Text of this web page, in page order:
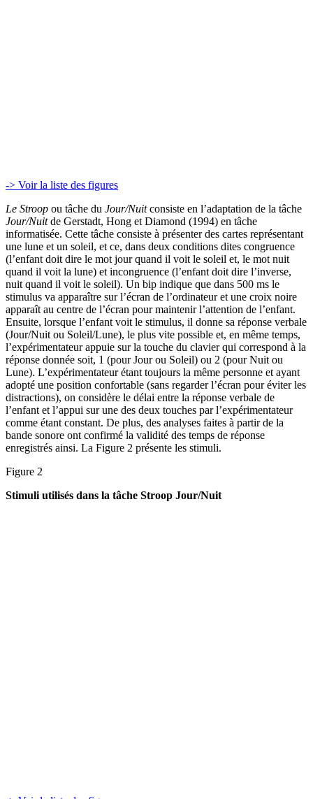
-> Voir la liste des figures
Le Stroop ou tâche du Jour/Nuitconsiste en l’adaptation de la tâche
Jour/Nuitde Gerstadt, Hong et Diamond (1994) en tâche
informatisée. Cette tâche consiste à présenter des cartes représentant
une lune et un soleil, et ce, dans deux conditions dites congruence
(l’enfant doit dire le mot jour quand il voit le soleil et, le mot nuit
quand il voit la lune) et incongruence (l’enfant doit dire l’inverse,
nuit quand il voit le soleil). Un bip indique que dans 500 ms le
stimulus va apparaître sur l’écran de l’ordinateur et une croix noire
apparaît au centre de l’écran pour maintenir l’attention de l’enfant.
Ensuite, lorsque l’enfant voit le stimulus, il donne sa réponse verbale
(Jour/Nuit ou Soleil/Lune), le plus vite possible et, en même temps,
l’expérimentateur appuie sur la touche du clavier qui correspond à la
réponse donnée soit, 1 (pour Jour ou Soleil) ou 2 (pour Nuit ou
Lune). L’expérimentateur étant toujours la même personne et ayant
adopté une position confortable (sans regarder l’écran pour éviter les
distractions), on considère le délai entre la réponse verbale de
l’enfant et l’appui sur une des deux touches par l’expérimentateur
comme étant constant. De plus, des analyses faites à partir de la
bande sonore ont confirmé la validité des temps de réponse
enregistrés ainsi. La Figure 2 présente les stimuli.
Figure 2
Stimuli utilisés dans la tâche Stroop Jour/Nuit